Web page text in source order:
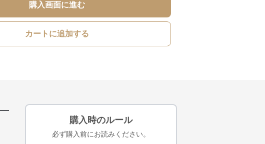
購入画面に進む
カートに追加する
購入時のルール
必ず購入前にお読みください。